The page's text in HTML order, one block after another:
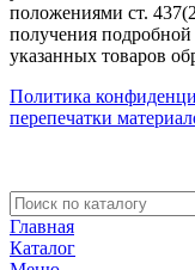
положениями ст.
получения
указанных товаров
Политика
перепечатки
Главная
Каталог